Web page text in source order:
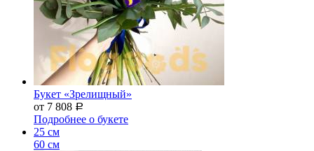
Букет «Зрелищный»
от 7 808 Р
Подробнее о букете
25 см
60 см